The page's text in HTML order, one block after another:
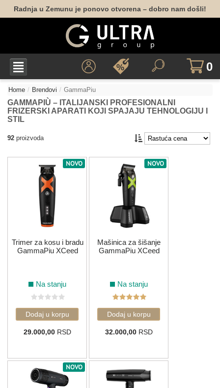
Radnja u Zemunu je ponovo otvorena – dobro nam došli!
0
Home Brendovi GammaPiu
GAMMAPIÙ – ITALIJANSKI PROFESIONALNI
FRIZERSKI APARATI KOJI SPAJAJU TEHNOLOGIJU I
STIL
92 proizvoda
NOVO
Trimer za kosu i bradu
GammaPiu XCeed
Na stanju
29.000,00RSD
NOVO
Mašinica za šišanje
GammaPiu XCeed
Na stanju
32.000,00RSD
NOVO